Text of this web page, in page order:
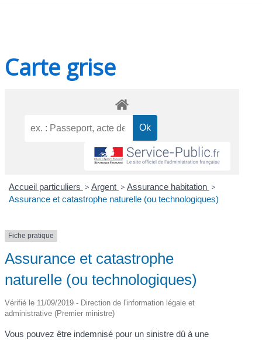
Carte grise
Accueil particuliers > Argent > Assurance habitation >
Assurance et catastrophe naturelle (ou technologiques)
Fiche pratique
Assurance et catastrophe
naturelle (ou technologiques)
Vérifié le 11/09/2019 - Direction de l'information légale et
administrative (Premier ministre)
Vous pouvez être indemnisé pour un sinistre dû à une